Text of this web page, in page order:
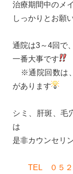
治療期間中のメ
しっかりとお願
通院は3～4回で
一番大事です
※通院回数は
があります
シミ、肝斑、毛
は
是非カウンセリ
TEL ０５２